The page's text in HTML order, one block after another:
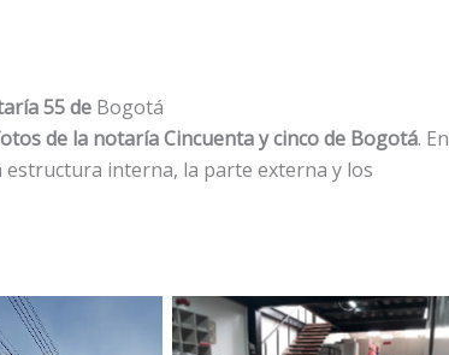
55 de Bogotá
de la notaría Cincuenta y cinco de Bogotá. En
interna, la parte externa y los